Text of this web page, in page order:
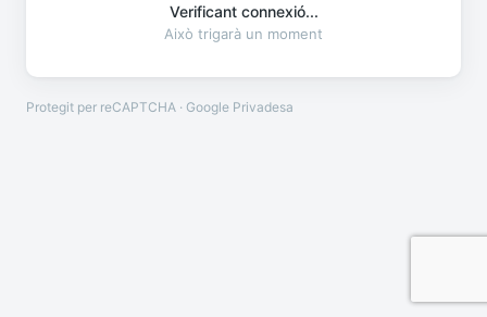
Verificant connexió...
Això trigarà un moment
Protegit per reCAPTCHA · Google Privadesa